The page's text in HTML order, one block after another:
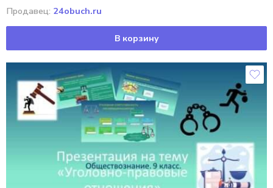
Продавец: 24obuch.ru
В корзину